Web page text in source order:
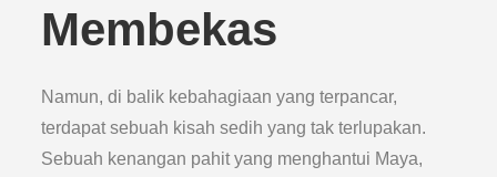
Membekas
Namun, di balik kebahagiaan yang terpancar,
terdapat sebuah kisah sedih yang tak terlupakan.
Sebuah kenangan pahit yang menghantui Maya,